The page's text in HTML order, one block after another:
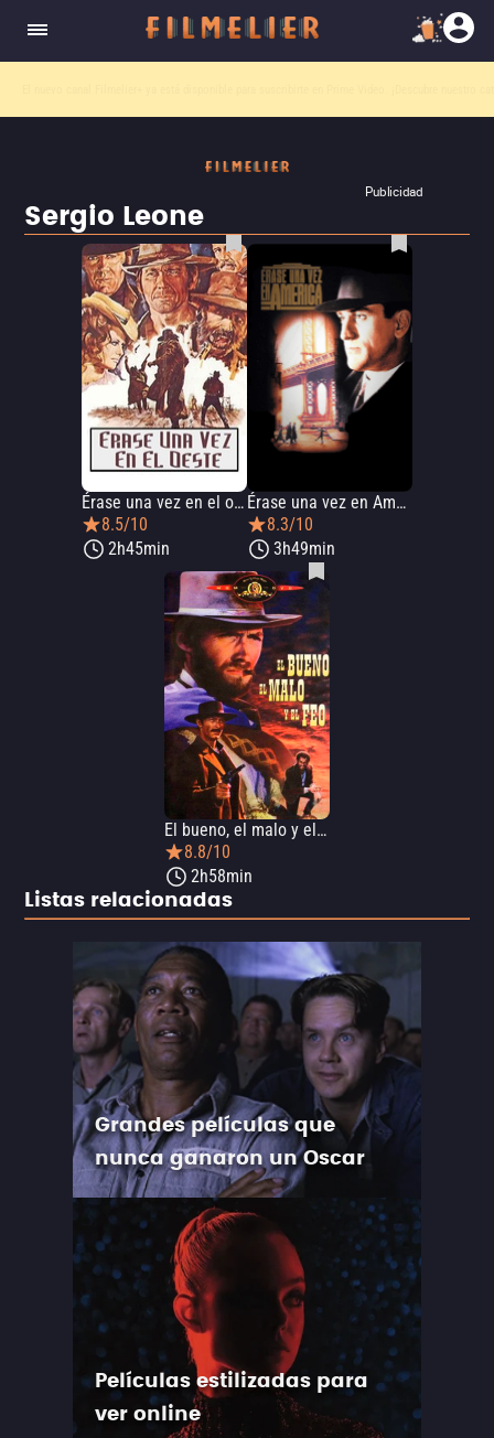
Publicidad
Sergio Leone
Érase una vez en el oeste
8.5/10
2h45min
Érase una vez en América
8.3/10
3h49min
El bueno, el malo y el feo
8.8/10
2h58min
Listas relacionadas
Grandes películas que
nunca ganaron un Oscar
Películas estilizadas para
ver online